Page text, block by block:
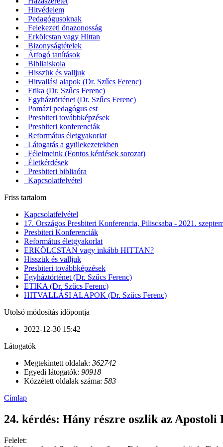
Hitvédelem
Pedagógusoknak
Felekezeti önazonosság
Erkölcstan vagy Hittan
Bizonyságtételek
Átfogó tanítások
Bibliaiskola
Hisszük és valljuk
Hitvallási alapok (Dr. Szűcs Ferenc)
Etika (Dr. Szűcs Ferenc)
Egyháztörténet (Dr. Szűcs Ferenc)
Pomázi pedagógus est
Presbiteri továbbképzések
Presbiteri konferenciák
Református életgyakorlat
Látogatás a gyülekezetekben
Félelmeink (Fontos kérdések sorozat)
Életkérdések
Presbiteri bibliaóra
Kapcsolatfelvétel
Friss tartalom
Kapcsolatfelvétel
17. Országos Presbiteri Konferencia, Piliscsaba - 2021.
Presbiteri Konferenciák
Református életgyakorlat
ERKÖLCSTAN vagy inkább HITTAN?
Hisszük és valljuk
Presbiteri továbbképzések
Egyháztörténet (Dr. Szűcs Ferenc)
ETIKA (Dr. Szűcs Ferenc)
HITVALLÁSI ALAPOK (Dr. Szűcs Ferenc)
Utolsó módosítás időpontja
2022-12-30 15:42
Látogatók
Megtekintett oldalak: 362742
Egyedi látogatók: 90918
Közzétett oldalak száma: 583
Címlap
24. kérdés: Hány részre oszlik az Apostoli
Felelet: